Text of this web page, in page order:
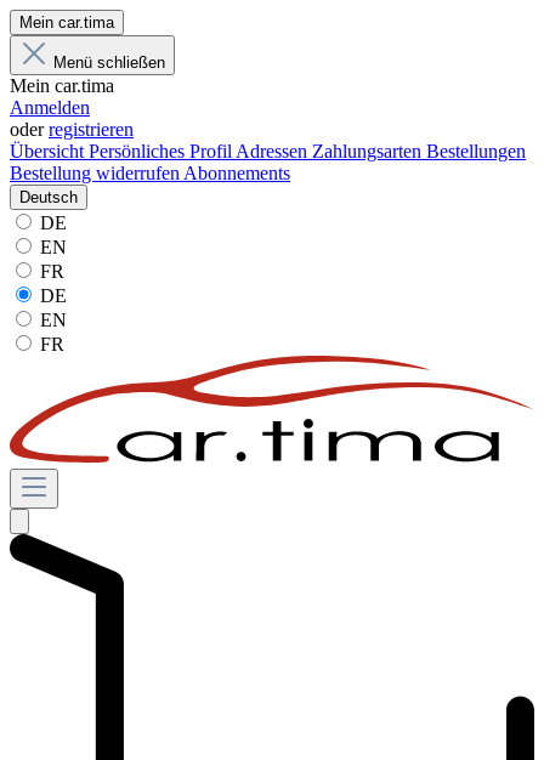
Mein car.tima
Menü schließen
Mein car.tima
Anmelden
oderregistrieren
Übersicht Persönliches Profil Adressen Zahlungsarten Bestellungen
Bestellung widerrufen Abonnements
Deutsch
DE
EN
FR
DE
EN
FR